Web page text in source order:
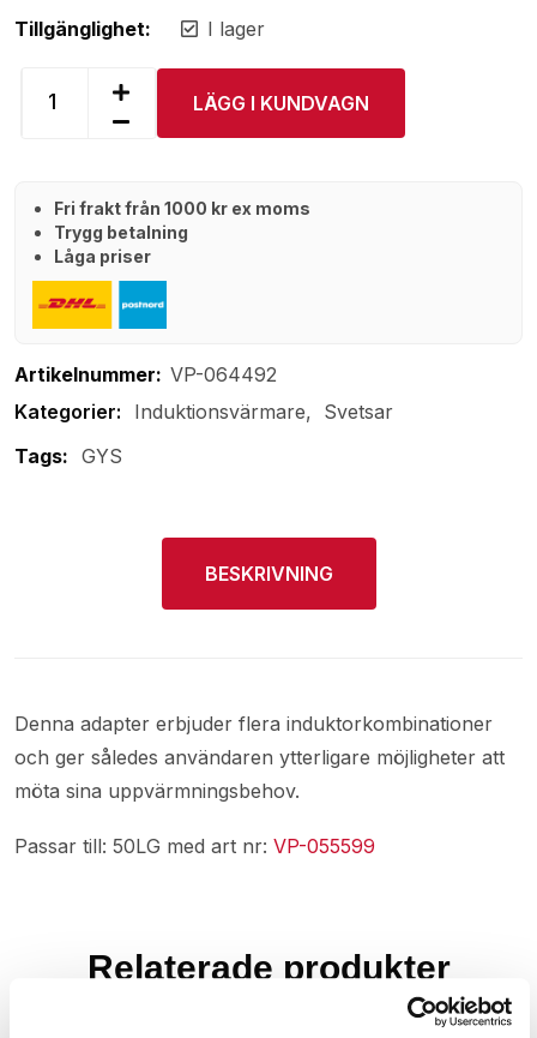
Tillgänglighet: I lager
LÄGG I KUNDVAGN
Fri frakt från 1000 kr ex moms
Trygg betalning
Låga priser
Artikelnummer: VP-064492
Induktionsvärmare
Svetsar
Tags: GYS
BESKRIVNING
Denna adapter erbjuder flera induktorkombinationer
och ger således användaren ytterligare möjligheter att
möta sina uppvärmningsbehov.
Passar till: 50LG med art nr: VP-055599
Relaterade produkter